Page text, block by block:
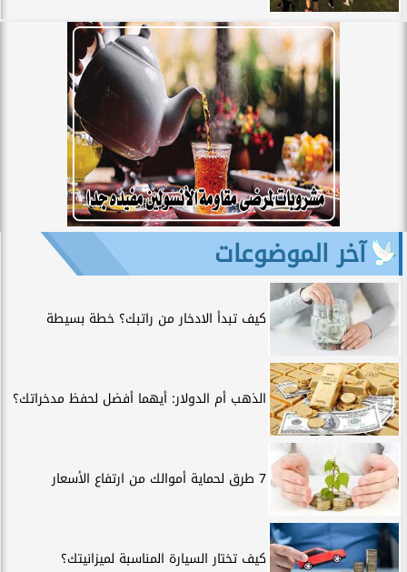
آخر الموضوعات
كيف تبدأ الادخار من راتبك؟ خطة بسيطة
الذهب أم الدولار: أيهما أفضل لحفظ مدخراتك؟
7 طرق لحماية أموالك من ارتفاع الأسعار
كيف تختار السيارة المناسبة لميزانيتك؟